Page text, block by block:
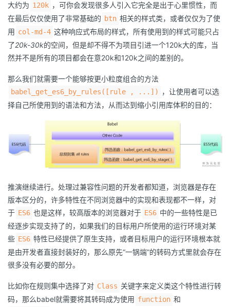
大约为 120k ，可你会发现很多人引入它完全是出于心里惯性，而
在最后仅仅使用了非常基础的 btn 相关的样式类，或者仅仅为了使
用 col-md-4 这种响应式布局的样式，所有使用到的样式可能只占
了20k-30k的空间，但是却不得不为项目引进一个120k大的库，当
然并不是所有的项目都会在意20k和120k之间的差别的。
那么我们就需要一个能够按更小粒度组合的方法
babel_get_es6_by_rules([rule , ...])
，让使用者可以选
择自己所使用到的语法和方法，从而达到缩小引用库体积的目的：
推演继续进行。处理过兼容性问题的开发者都知道，浏览器是存在
版本区分的，许多特性在不同浏览器中的实现和表现都不一样，对
于 ES6 也是这样，较高版本的浏览器对于 ES6 中的一些特性是已
经逐步实现支持了的，如果我们的目标用户所使用的运行环境对某
些 ES6 特性已经提供了原生支持，或者目标用户的运行环境根本就
是由开发者直接封装好的，那么原先“一锅端”的转码方式里就会存在
很多没有必要的部分。
比如你在规则集中选择了对 Class 关键字来定义类这个特性进行转
码，那么babel就需要将其转码成为使用 function 和